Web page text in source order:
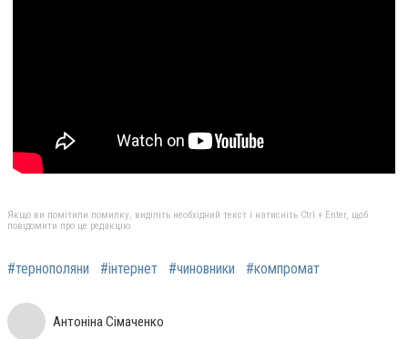
Якщо ви помітили помилку, виділіть необхідний текст і натисніть Ctrl + Enter, щоб
повідомити про це редакцію
#тернополяни #інтернет #чиновники #компромат
Антоніна Сімаченко